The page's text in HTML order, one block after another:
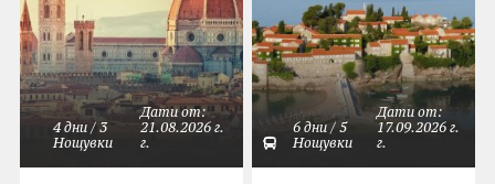
4 дни / 3
Нощувки
Дати от:
21.08.2026 г.
г.
6 дни / 5
Нощувки
Дати от:
17.09.2026 г.
г.